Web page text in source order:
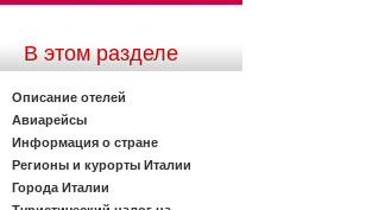
В этом разделе
Описание отелей
Авиарейсы
Информация о стране
Регионы и курорты Италии
Города Италии